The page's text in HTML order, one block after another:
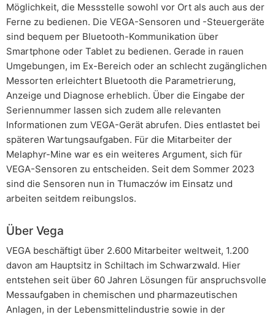
Möglichkeit, die Messstelle sowohl vor Ort als auch aus der
Ferne zu bedienen. Die VEGA-Sensoren und -Steuergeräte
sind bequem per Bluetooth-Kommunikation über
Smartphone oder Tablet zu bedienen. Gerade in rauen
Umgebungen, im Ex-Bereich oder an schlecht zugänglichen
Messorten erleichtert Bluetooth die Parametrierung,
Anzeige und Diagnose erheblich. Über die Eingabe der
Seriennummer lassen sich zudem alle relevanten
Informationen zum VEGA-Gerät abrufen. Dies entlastet bei
späteren Wartungsaufgaben. Für die Mitarbeiter der
Melaphyr-Mine war es ein weiteres Argument, sich für
VEGA-Sensoren zu entscheiden. Seit dem Sommer 2023
sind die Sensoren nun in Tłumaczów im Einsatz und
arbeiten seitdem reibungslos.
Über Vega
VEGA beschäftigt über 2.600 Mitarbeiter weltweit, 1.200
davon am Hauptsitz in Schiltach im Schwarzwald. Hier
entstehen seit über 60 Jahren Lösungen für anspruchsvolle
Messaufgaben in chemischen und pharmazeutischen
Anlagen, in der Lebensmittelindustrie sowie in der